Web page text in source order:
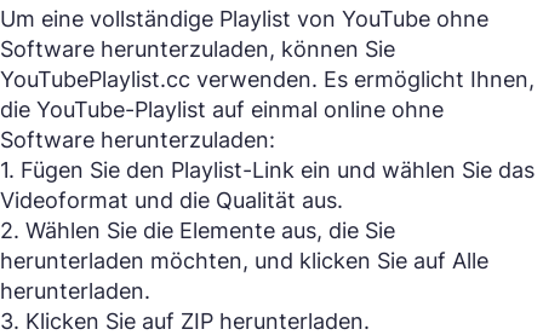
Um eine vollständige Playlist von YouTube ohne
Software herunterzuladen, können Sie
YouTubePlaylist.cc verwenden. Es ermöglicht Ihnen,
die YouTube-Playlist auf einmal online ohne
Software herunterzuladen:
1. Fügen Sie den Playlist-Link ein und wählen Sie das
Videoformat und die Qualität aus.
2. Wählen Sie die Elemente aus, die Sie
herunterladen möchten, und klicken Sie auf Alle
herunterladen.
3. Klicken Sie auf ZIP herunterladen.